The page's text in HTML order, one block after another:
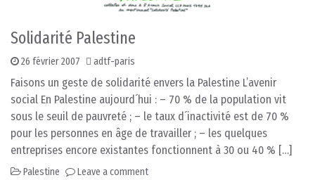
Solidarité Palestine
26 février 2007 adtf-paris
Faisons un geste de solidarité envers la Palestine L’avenir
social En Palestine aujourd´hui : – 70 % de la population vit
sous le seuil de pauvreté ; – le taux d´inactivité est de 70 %
pour les personnes en âge de travailler ; – les quelques
entreprises encore existantes fonctionnent à 30 ou 40 % […]
Palestine Leave a comment